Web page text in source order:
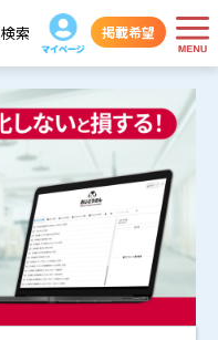
掲載希望
検索